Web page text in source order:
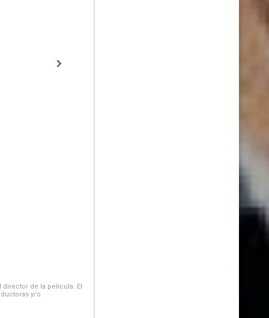
de la película. El
y/o